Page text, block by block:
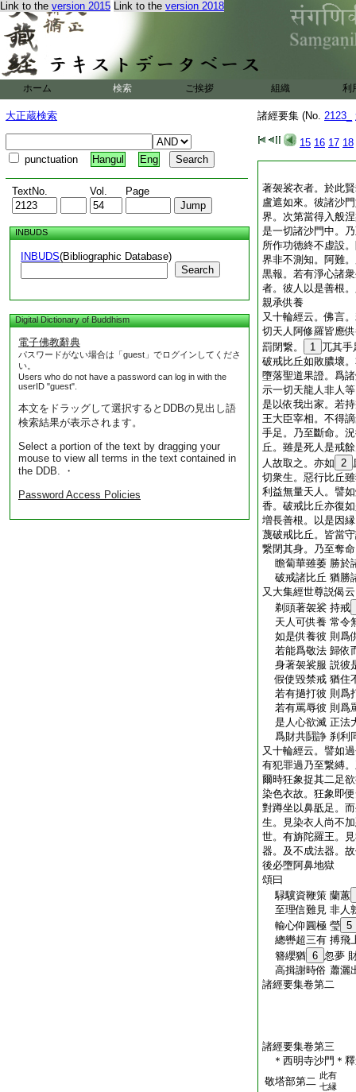
Link to the version 2015 Link to the version 2018
ホーム 検索 ご挨拶 組織 利
大正蔵検索
punctuation Hangul Eng
TextNo. Vol. Page
INBUDS
INBUDS(Bibliographic Database)
Search
Digital Dictionary of Buddhism
電子佛教辭典
パスワードがない場合は「guest」でログインしてくださ
い。
Users who do not have a password can log in with the
userID "guest".
本文をドラッグして選択するとDDBの見出し語
検索結果が表示されます。
Select a portion of the text by dragging your
mouse to view all terms in the text contained in
the DDB. ・
Password Access Policies
諸經要集 (No. 2123_
15 16 17 18
著袈裟衣者。於此
盧遮如來。彼諸沙
界。次第當得入般
是一切諸沙門中。
所作功徳終不虚設
界非不測知。阿難
黒報。若有淨心諸
者。彼人以是善根
親承供養
又十輪經云。佛言
切天人阿修羅皆應
罰閉繋。
1 兀其手
破戒比丘如敗膿壞
墮落聖道果證。爲
示一切天龍人非人
是以依我出家。若
王大臣宰相。不得
手足。乃至斷命。
丘。雖是死人是戒
人故取之。亦如 2
切衆生。惡行比丘
利益無量天人。譬
香。破戒比丘亦復
増長善根。以是因
蔑破戒比丘。皆當
繋閉其身。乃至奪
瞻蔔華雖萎 勝於
破戒諸比丘 猶勝
又大集經世尊説偈云
剃頭著袈裟 持戒
天人可供養 常令
如是供養彼 則爲
若能爲敬法 歸依
身著袈裟服 説彼
假使毀禁戒 猶住
若有撾打彼 則爲
若有罵辱彼 則爲
是人心欲滅 正法
爲財共鬪諍 刹利
又十輪經云。譬如
有犯罪過乃至繋縛
爾時狂象捉其二足
染色衣故。狂象即
對蹲坐以鼻䑛足。
生。見染衣人尚不
世。有旃陀羅王。
器。及不成法器。
後必墮阿鼻地獄
頌曰
騄驥資鞭策 蘭蕙
至理信難見 非人
輸心仰圓極 瑩 5
總轡超三有 搏飛
簪纓猶 6 忽夢
高揖謝時俗 蕭灑
諸經要集卷第二
諸經要集卷第三
＊西明寺沙門＊
敬塔部第二 此有
七縁